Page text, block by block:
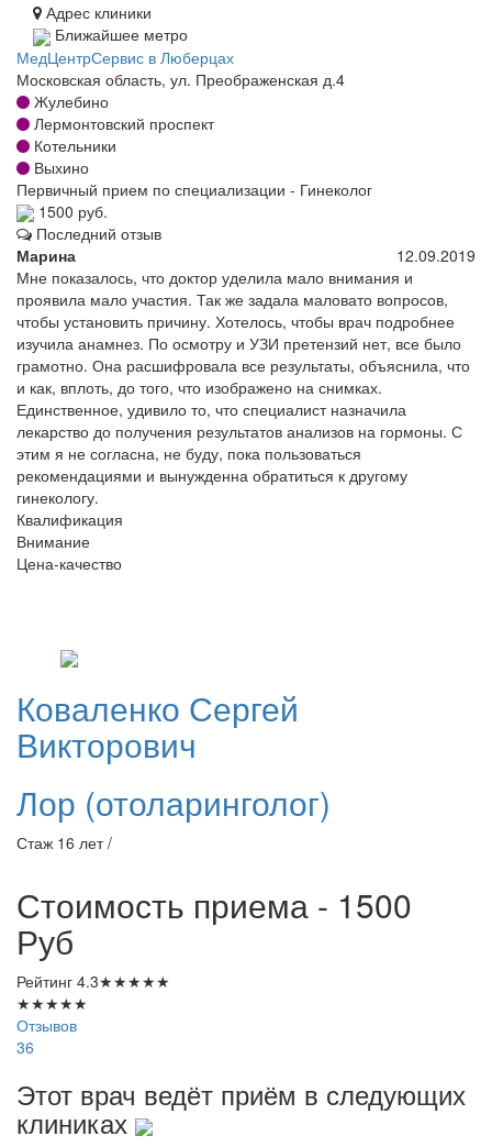
Адрес клиники
Ближайшее метро
МедЦентрСервис в Люберцах
Московская область, ул. Преображенская д.4
Жулебино
Лермонтовский проспект
Котельники
Выхино
Первичный прием по специализации - Гинеколог
1500 руб.
Последний отзыв
Марина
12.09.2019
Мне показалось, что доктор уделила мало внимания и
проявила мало участия. Так же задала маловато вопросов,
чтобы установить причину. Хотелось, чтобы врач подробнее
изучила анамнез. По осмотру и УЗИ претензий нет, все было
грамотно. Она расшифровала все результаты, объяснила, что
и как, вплоть, до того, что изображено на снимках.
Единственное, удивило то, что специалист назначила
лекарство до получения результатов анализов на гормоны. С
этим я не согласна, не буду, пока пользоваться
рекомендациями и вынужденна обратиться к другому
гинекологу.
Квалификация
Внимание
Цена-качество
Коваленко Сергей
Викторович
Лор (отоларинголог)
Стаж 16 лет /
Стоимость приема - 1500
Руб
Рейтинг 4.3★★★★★
★★★★★
Отзывов
36
Этот врач ведёт приём в следующих
клиниках